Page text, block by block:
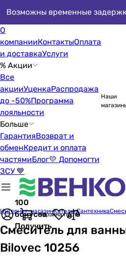
Возможны временные
О
компанииКонтактыОплата
и доставкаУслуги
% Акции
Все
акцииУценкаРаспродажа
до -50%Программа
лояльности
Больше
ГарантияВозврат и
обменКредит и оплата
частямиБлог💛 Допомогти
ЗСУ 💙
Наши
100
бонусов
Получить
Корзина пуста
Интернет-магазинКаталогСантехника
Смеситель для
Bilovec 10256